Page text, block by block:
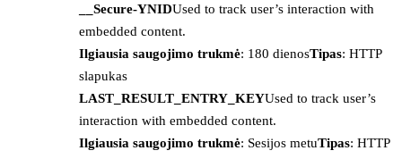
__Secure-YNIDUsed to track user’s interaction with
embedded content.
Ilgiausia saugojimo trukmė: 180 dienosTipas: HTTP
slapukas
LAST_RESULT_ENTRY_KEYUsed to track user’s
interaction with embedded content.
Ilgiausia saugojimo trukmė: Sesijos metuTipas: HTTP